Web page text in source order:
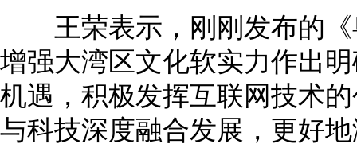
王荣表示，刚刚发布的《
增强大湾区文化软实力作出
机遇，积极发挥互联网技术
与科技深度融合发展，更好